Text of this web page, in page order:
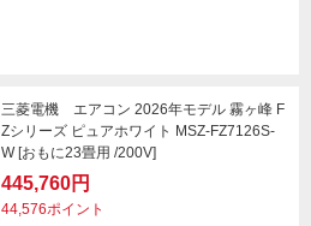
三菱電機 エアコン 2026年モデル 霧ヶ峰 F
Zシリーズ ピュアホワイト MSZ-FZ7126S-
W [おもに23畳用 /200V]
445,760円
44,576ポイント